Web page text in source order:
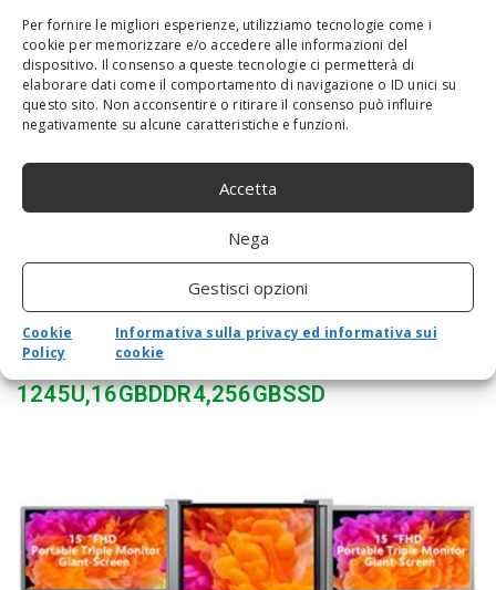
Per fornire le migliori esperienze, utilizziamo tecnologie come i
cookie per memorizzare e/o accedere alle informazioni del
dispositivo. Il consenso a queste tecnologie ci permetterà di
elaborare dati come il comportamento di navigazione o ID unici su
questo sito. Non acconsentire o ritirare il consenso può influire
negativamente su alcune caratteristiche e funzioni.
Accetta
Nega
Gestisci opzioni
Cookie
Policy
Informativa sulla privacy ed informativa sui
cookie
Computer Portatile
PORTÁTIL INTERNACIONAL DELL LATITUDE
7430 14,0″ FHD I5 W10P+W11P I5-
1245U,16GBDDR4,256GBSSD